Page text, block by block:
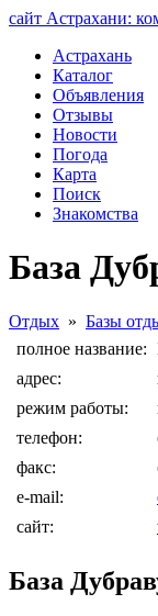
сайт Астрахани:
Астрахань
Каталог
Объявления
Отзывы
Новости
Погода
Карта
Поиск
Знакомства
База
Отдых » Базы
полное название:
адрес:
режим работы:
телефон:
факс:
e-mail:
сайт:
База